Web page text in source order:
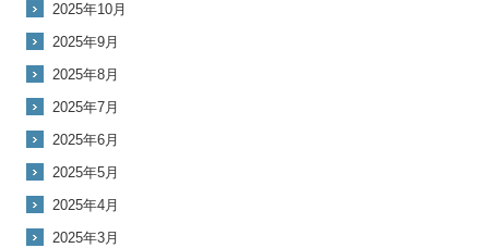
2025年10月
2025年9月
2025年8月
2025年7月
2025年6月
2025年5月
2025年4月
2025年3月